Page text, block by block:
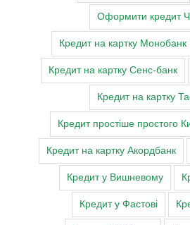
Оформити кредит
Кредит на картку Монобанк
Кредит на картку Сенс-банк
Кредит на картку
Кредит простіше простого
Кредит на картку Акордбанк
Кредит у Вишневому
Кредит у Фастові